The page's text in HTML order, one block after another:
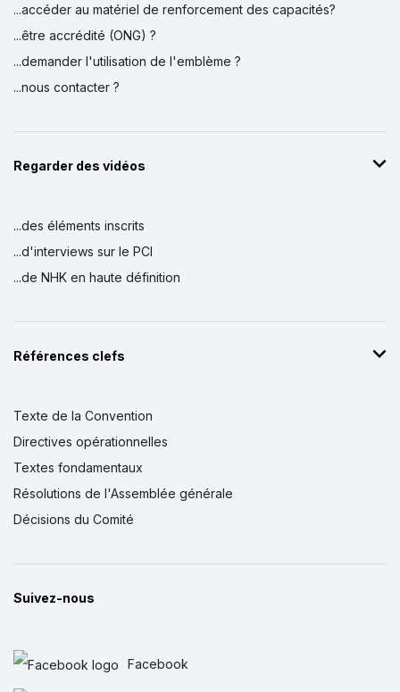
...accéder au matériel de renforcement des capacités?
...être accrédité (ONG) ?
...demander l'utilisation de l'emblème ?
...nous contacter ?
Regarder des vidéos
...des éléments inscrits
...d'interviews sur le PCI
...de NHK en haute définition
Références clefs
Texte de la Convention
Directives opérationnelles
Textes fondamentaux
Résolutions de l'Assemblée générale
Décisions du Comité
Suivez-nous
Facebook